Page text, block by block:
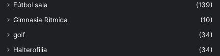
Fútbol sala
(139)
Gimnasia Rítmica
(10)
golf
(34)
Halterofilia
(34)